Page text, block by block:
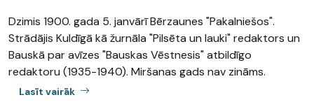
Dzimis 1900. gada 5. janvārī Bērzaunes "Pakalniešos".
Strādājis Kuldīgā kā žurnāla "Pilsēta un lauki" redaktors un
Bauskā par avīzes "Bauskas Vēstnesis" atbildīgo
redaktoru (1935-1940). Miršanas gads nav zināms.
Lasīt vairāk